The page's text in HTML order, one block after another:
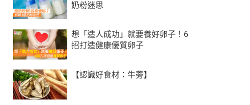
奶粉迷思
想「造人成功」就要養好卵子！6
招打造健康優質卵子
【認識好食材：牛蒡】